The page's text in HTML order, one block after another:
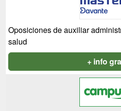
Oposiciones de auxiliar
salud
+ info